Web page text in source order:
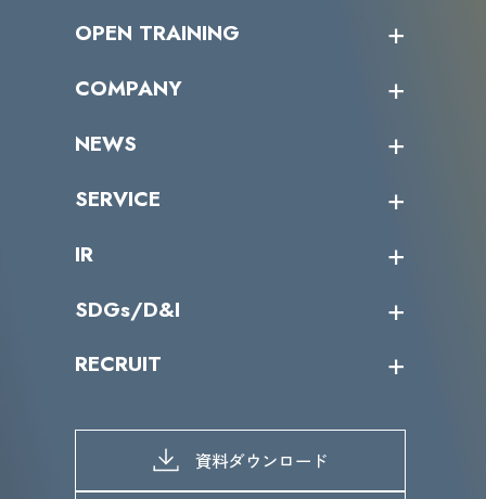
OPEN TRAINING
受講者の声
COMPANY
トップメッセージ
ミッション／ビジョン
パートナー企業一覧
NEWS
サイバーニュース
SERVICE
カテゴリー別サービス一覧
IR
IRカレンダー
IRライブラリー
よくあるご質問
SDGs/D&I
当グループのマテリアリティ
SDGs推進体制
D&Iの取り組み
RECRUIT
募集職種一覧
メッセージ
メンバーインタビュー
資料ダウンロード